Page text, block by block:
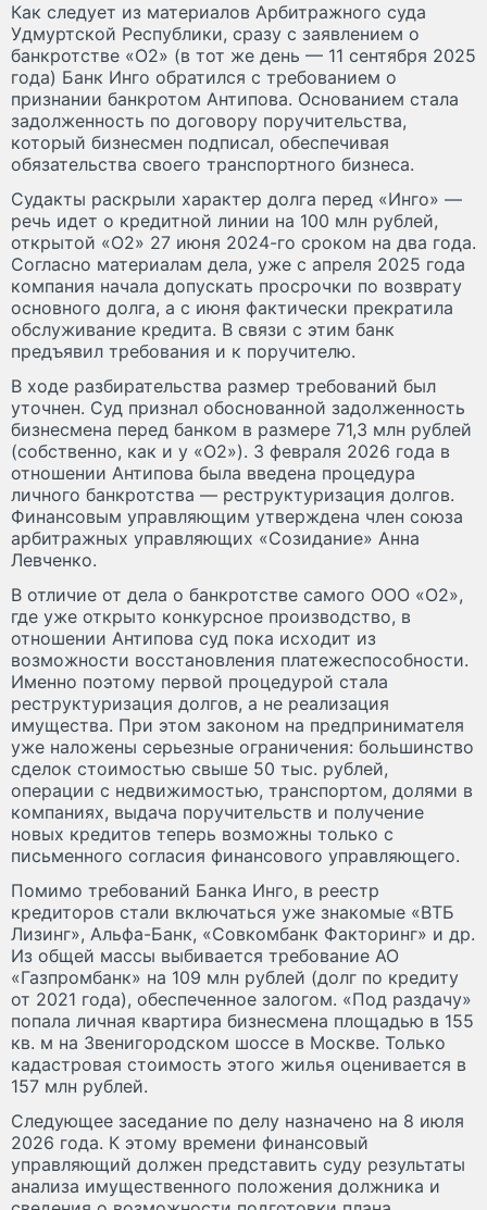
Как следует из материалов Арбитражного суда
Удмуртской Республики, сразу с заявлением о
банкротстве «О2» (в тот же день — 11 сентября 2025
года) Банк Инго обратился с требованием о
признании банкротом Антипова. Основанием стала
задолженность по договору поручительства,
который бизнесмен подписал, обеспечивая
обязательства своего транспортного бизнеса.
Судакты раскрыли характер долга перед «Инго» —
речь идет о кредитной линии на 100 млн рублей,
открытой «О2» 27 июня 2024-го сроком на два года.
Согласно материалам дела, уже с апреля 2025 года
компания начала допускать просрочки по возврату
основного долга, а с июня фактически прекратила
обслуживание кредита. В связи с этим банк
предъявил требования и к поручителю.
В ходе разбирательства размер требований был
уточнен. Суд признал обоснованной задолженность
бизнесмена перед банком в размере 71,3 млн рублей
(собственно, как и у «О2»). 3 февраля 2026 года в
отношении Антипова была введена процедура
личного банкротства — реструктуризация долгов.
Финансовым управляющим утверждена член союза
арбитражных управляющих «Созидание» Анна
Левченко.
В отличие от дела о банкротстве самого ООО «О2»,
где уже открыто конкурсное производство, в
отношении Антипова суд пока исходит из
возможности восстановления платежеспособности.
Именно поэтому первой процедурой стала
реструктуризация долгов, а не реализация
имущества. При этом законом на предпринимателя
уже наложены серьезные ограничения: большинство
сделок стоимостью свыше 50 тыс. рублей,
операции с недвижимостью, транспортом, долями в
компаниях, выдача поручительств и получение
новых кредитов теперь возможны только с
письменного согласия финансового управляющего.
Помимо требований Банка Инго, в реестр
кредиторов стали включаться уже знакомые «ВТБ
Лизинг», Альфа-Банк, «Совкомбанк Факторинг» и др.
Из общей массы выбивается требование АО
«Газпромбанк» на 109 млн рублей (долг по кредиту
от 2021 года), обеспеченное залогом. «Под раздачу»
попала личная квартира бизнесмена площадью в 155
кв. м на Звенигородском шоссе в Москве. Только
кадастровая стоимость этого жилья оценивается в
157 млн рублей.
Следующее заседание по делу назначено на 8 июля
2026 года. К этому времени финансовый
управляющий должен представить суду результаты
анализа имущественного положения должника и